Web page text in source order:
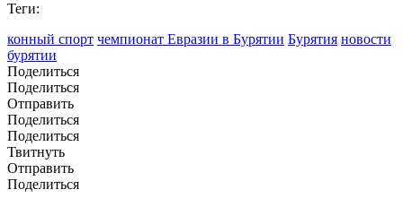
Теги:
конный спорт чемпионат Евразии в Бурятии Бурятия новости
бурятии
Поделиться
Поделиться
Отправить
Поделиться
Поделиться
Твитнуть
Отправить
Поделиться